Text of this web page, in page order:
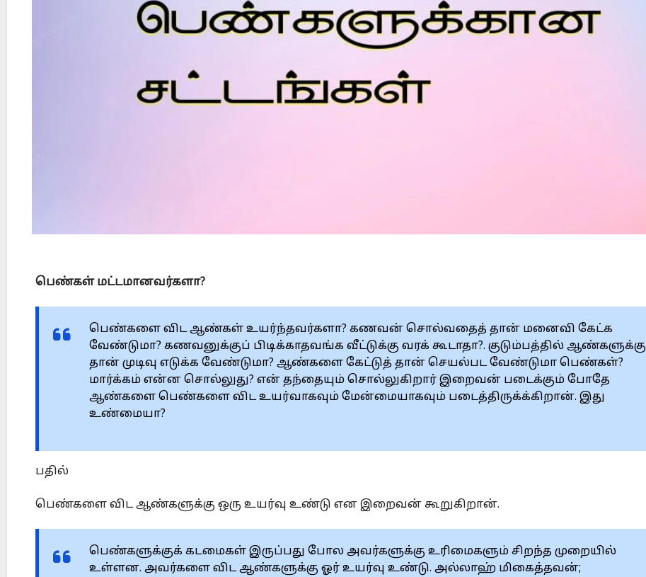
பெண்கள் மட்டமானவர்களா?
பெண்களை விட ஆண்கள் உயர்ந்தவர்களா? கணவன் சொல்வதைத் தான் மனைவி கேட்க
வேண்டுமா? கணவனுக்குப் பிடிக்காதவங்க வீட்டுக்கு வரக் கூடாதா?. குடும்பத்தில் ஆண்களுக்கு
தான் முடிவு எடுக்க வேண்டுமா? ஆண்களை கேட்டுத் தான் செயல்பட வேண்டுமா பெண்கள்?
மார்க்கம் என்ன சொல்லுது? என் தந்தையும் சொல்லுகிறார் இறைவன் படைக்கும் போதே
ஆண்களை பெண்களை விட உயர்வாகவும் மேன்மையாகவும் படைத்திருக்க்கிறான். இது
உண்மையா?
பதில்
பெண்களை விட ஆண்களுக்கு ஒரு உயர்வு உண்டு என இறைவன் கூறுகிறான்.
பெண்களுக்குக் கடமைகள் இருப்பது போல அவர்களுக்கு உரிமைகளும் சிறந்த முறையில்
உள்ளன. அவர்களை விட ஆண்களுக்கு ஓர் உயர்வு உண்டு. அல்லாஹ் மிகைத்தவன்;
Is Prophet Muhammad superior to Jesus?